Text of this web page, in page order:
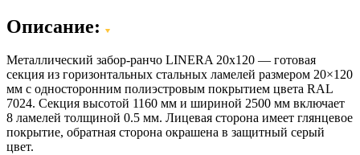
Описание:
Металлический забор-ранчо LINERA 20х120 — готовая
секция из горизонтальных стальных ламелей размером 20×120
мм с односторонним полиэстровым покрытием цвета RAL
7024. Секция высотой 1160 мм и шириной 2500 мм включает
8 ламелей толщиной 0.5 мм. Лицевая сторона имеет глянцевое
покрытие, обратная сторона окрашена в защитный серый
цвет.